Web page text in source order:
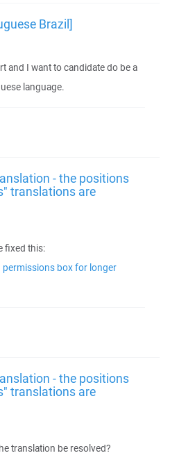
Brazil]
and I want to candidate do be a
language.
- the positions
translations are
fixed this:
permissions box for longer
- the positions
translations are
translation be resolved?